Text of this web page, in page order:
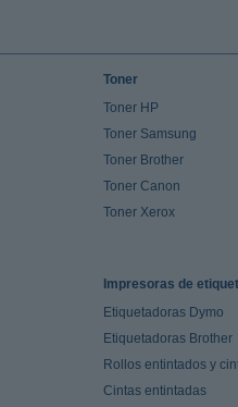
Toner
Toner HP
Toner Samsung
Toner Brother
Toner Canon
Toner Xerox
Impresoras de
Etiquetadoras Dymo
Etiquetadoras Brother
Rollos entintados y
Cintas entintadas